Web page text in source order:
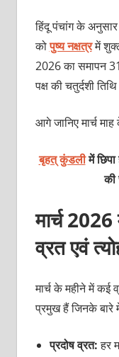
हिंदू पंचांग के
कोपुष्‍य नक्षत्रमें शुक्‍ल
2026 का समापन 31
पक्ष की चतुर्दशी
आगे जानिए मार्च
बृहत् कुंडलीमें
की
मार्च
व्रत एवं
मार्च के महीने में
प्रमुख हैं जिनके बारे
प्रदोष व्रत:हर